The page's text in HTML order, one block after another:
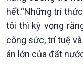
Xã hội
Tin Đời sống & Xã
360 độ Sức khỏe
Chuyển đổi Xanh
Tài nguyên và Môi
hết.“Những trí
tôi thì kỳ vọng
công sức, trí tuệ
án lớn của đất